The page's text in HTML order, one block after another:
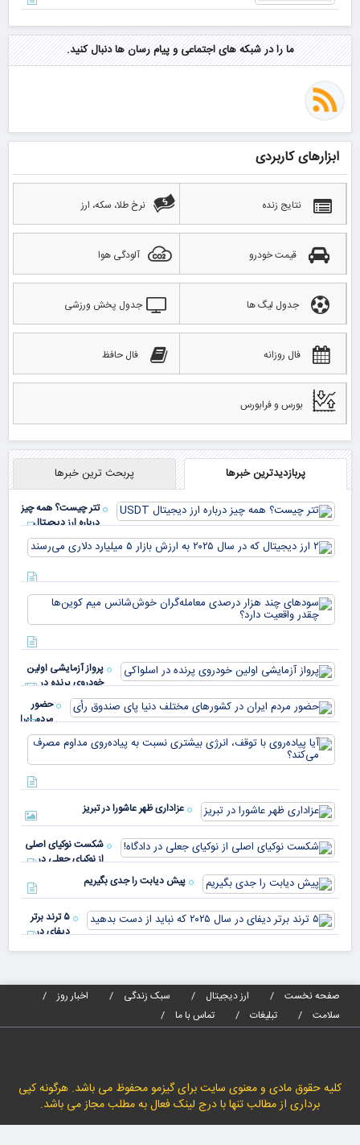
ما را در شبکه های اجتماعی و پیام رسان ها دنبال کنید.
ابزارهای کاربردی
نتایج زنده نرخ طلا، سکه، ارز
قیمت خودرو آلودگی هوا
جدول لیگ ها جدول پخش ورزشی
فال روزانه فال حافظ
بورس و فرابورس
پربازدیدترین خبرها پربحث ترین خبرها
تتر چیست؟ همه چیز
درباره ارز دیجیتال
USDT
پرواز آزمایشی اولین
خودروی پرنده در
اسلواکی
حضور
مردم ایران
در
کشورهای
مختلف
دنیا پای
صندوق
عزاداری ظهر عاشورا در تبریز
شکست نوکیای اصلی
از نوکیای جعلی در
دادگاه!
پیش دیابت را جدی بگیریم
۵ ترند برتر
دیفای در
صفحه نخست
ارز دیجیتال سبک زندگی
اخبار روز
سلامت
تبلیغات تماس با ما
کلیه حقوق مادی و معنوی سایت برای گیزمو محفوظ می باشد. هرگونه کپی
برداری از مطالب تنها با درج لینک فعال به مطلب مجاز می باشد.